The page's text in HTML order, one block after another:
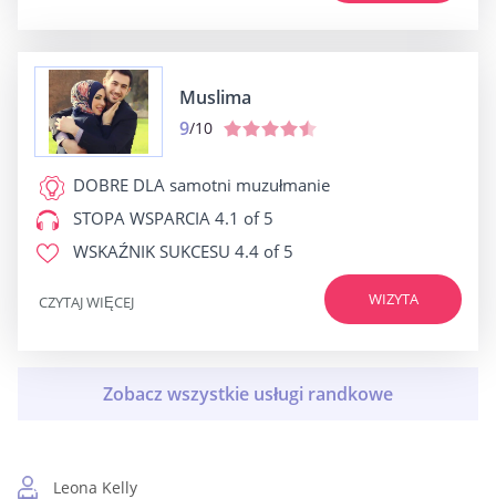
Muslima
9/10
DOBRE DLA samotni muzułmanie
STOPA WSPARCIA 4.1 of 5
WSKAŹNIK SUKCESU 4.4 of 5
WIZYTA
CZYTAJ WIĘCEJ
Leona Kelly